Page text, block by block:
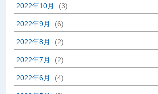
2022年10月 (3)
2022年9月 (6)
2022年8月 (2)
2022年7月 (2)
2022年6月 (4)